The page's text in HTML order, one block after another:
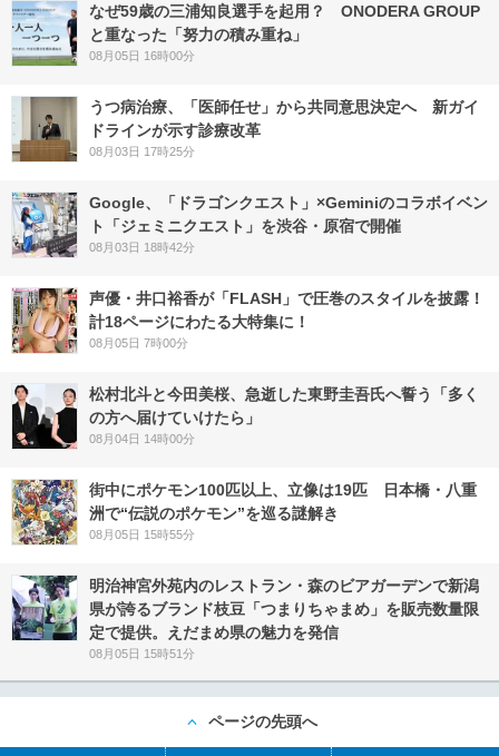
なぜ59歳の三浦知良選手を起用？ ONODERA GROUP
と重なった「努力の積み重ね」
08月05日 16時00分
うつ病治療、「医師任せ」から共同意思決定へ 新ガイ
ドラインが示す診療改革
08月03日 17時25分
Google、「ドラゴンクエスト」×Geminiのコラボイベン
ト「ジェミニクエスト」を渋谷・原宿で開催
08月03日 18時42分
声優・井口裕香が「FLASH」で圧巻のスタイルを披露！
計18ページにわたる大特集に！
08月05日 7時00分
松村北斗と今田美桜、急逝した東野圭吾氏へ誓う「多く
の方へ届けていけたら」
08月04日 14時00分
街中にポケモン100匹以上、立像は19匹 日本橋・八重
洲で“伝説のポケモン”を巡る謎解き
08月05日 15時55分
明治神宮外苑内のレストラン・森のビアガーデンで新潟
県が誇るブランド枝豆「つまりちゃまめ」を販売数量限
定で提供。えだまめ県の魅力を発信
08月05日 15時51分
ページの先頭へ